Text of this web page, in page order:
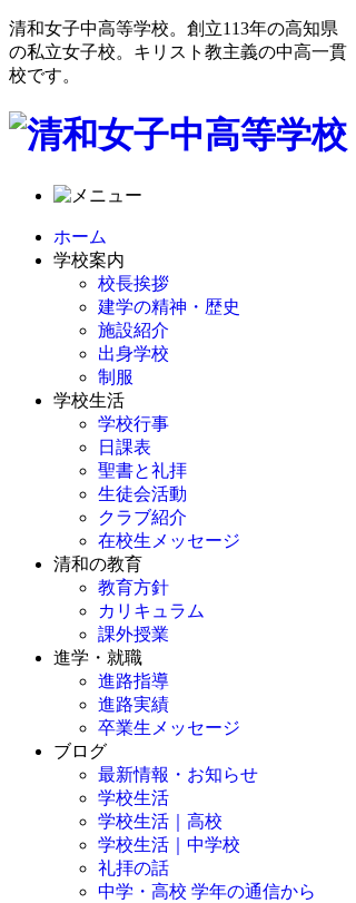
清和女子中高等学校。創立113年の高知県
の私立女子校。キリスト教主義の中高一貫
校です。
ホーム
学校案内
校長挨拶
建学の精神・歴史
施設紹介
出身学校
制服
学校生活
学校行事
日課表
聖書と礼拝
生徒会活動
クラブ紹介
在校生メッセージ
清和の教育
教育方針
カリキュラム
課外授業
進学・就職
進路指導
進路実績
卒業生メッセージ
ブログ
最新情報・お知らせ
学校生活
学校生活｜高校
学校生活｜中学校
礼拝の話
中学・高校 学年の通信から